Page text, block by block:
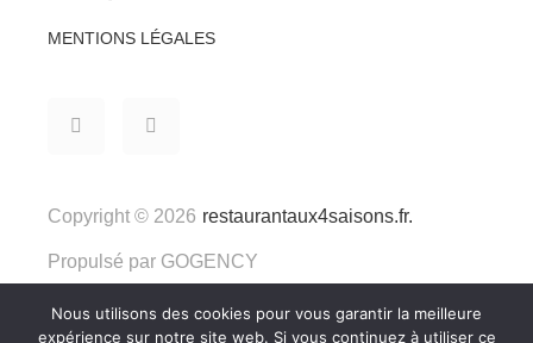
MENTIONS LÉGALES
Copyright © 2026 restaurantaux4saisons.fr.
Propulsé par GOGENCY
Nous utilisons des cookies pour vous garantir la meilleure
expérience sur notre site web. Si vous continuez à utiliser ce